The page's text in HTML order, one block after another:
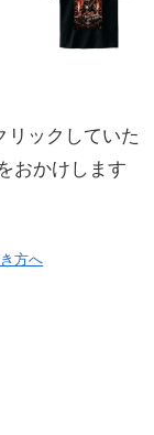
リックしていた
おかけします